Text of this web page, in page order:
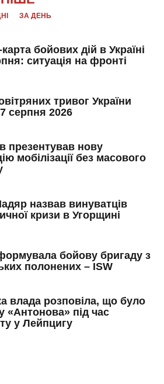
ЗА ДЕНЬ
бойових дій в Україні
ситуація на фронті
тривог України
серпня 2026
презентував нову
мобілізації без масового
назвав винуватців
кризи в Угорщині
бойову бригаду з
полонених – ISW
влада розповіла, що було
«Антонова» під час
у Лейпцигу